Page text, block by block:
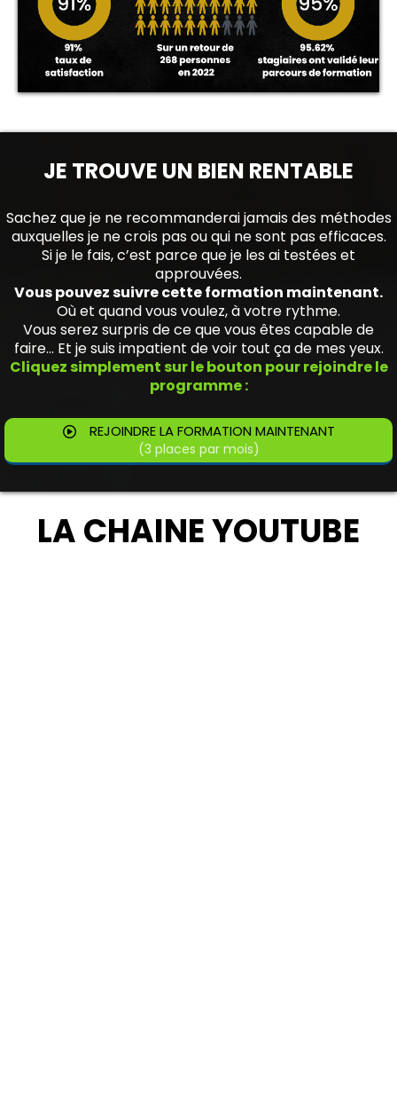
JE TROUVE UN BIEN RENTABLE
Sachez que je ne recommanderai jamais des méthodes
auxquelles je ne crois pas ou qui ne sont pas efficaces.
Si je le fais, c’est parce que je les ai testées et
approuvées.
Vous pouvez suivre cette formation maintenant.
Où et quand vous voulez, à votre rythme.
Vous serez surpris de ce que vous êtes capable de
faire... Et je suis impatient de voir tout ça de mes yeux.
Cliquez simplement sur le bouton pour rejoindre le
programme :
REJOINDRE LA FORMATION MAINTENANT
(3 places par mois)
LA CHAINE YOUTUBE